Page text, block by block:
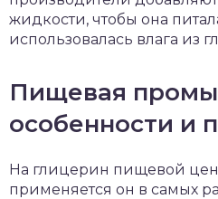
жидкости, чтобы она
использовалась влага из
Пищевая
особенности и
На глицерин пищевой
применяется он в самых